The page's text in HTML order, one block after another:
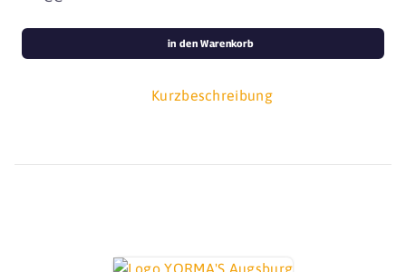
Kurzbeschreibung
in den Warenkorb